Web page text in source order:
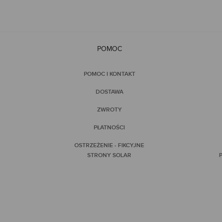
POMOC
POMOC I KONTAKT
DOSTAWA
ZWROTY
PŁATNOŚCI
OSTRZEŻENIE - FIKCYJNE
STRONY SOLAR